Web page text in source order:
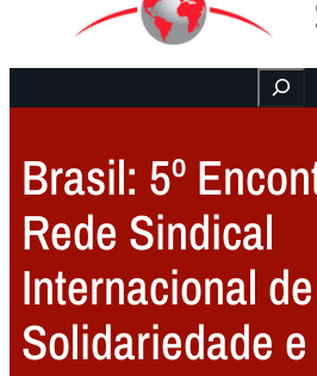
Buscar
Brasil: 5º
Rede Sindical
Internacional de
Solidariedade